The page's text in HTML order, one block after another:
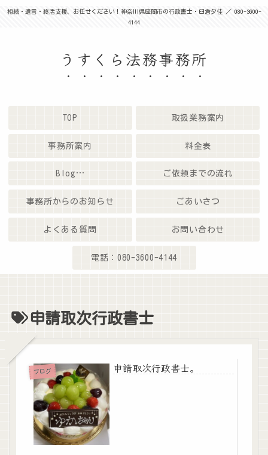
相続・遺言・終活支援、お任せください！神奈川県座間市の行政書士・臼倉夕佳 ／ 080-3600-
4144
うすくら法務事務所
TOP 取扱業務案内
事務所案内 料金表
Blog… ご依頼までの流れ
事務所からのお知らせ ごあいさつ
よくある質問 お問い合わせ
電話：080-3600-4144
申請取次行政書士
ブログ 申請取次行政書士。